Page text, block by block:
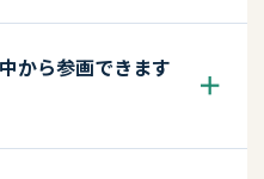
から参画できます